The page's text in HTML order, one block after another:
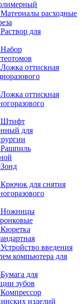
Материалы расходные
Раствор для
Набор
Ложка оттискная
Ложка оттискная
Штифт
для
Рашпиль
Зонд
Крючок для снятия
Ножницы
Кюретка
Устройство введения
компьютера для
Бумага для
зубов
Компрессор
изделий